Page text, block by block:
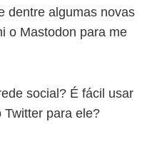
dentre algumas novas
o Mastodon para me
social? É fácil usar
Twitter para ele?